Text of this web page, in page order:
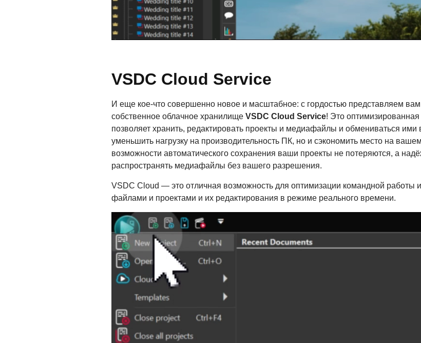
VSDC Cloud Service
И еще кое-что совершенно новое и масштабное: с гордостью представляем
собственное облачное хранилище VSDC Cloud Service! Это
позволяет хранить, редактировать проекты и медиафайлы и обмениваться ими
уменьшить нагрузку на производительность ПК, но и сэкономить место на
возможности автоматического сохранения ваши проекты не потеряются, а
распространять медиафайлы без вашего разрешения.
VSDC Cloud — это отличная возможность для оптимизации командной работы
файлами и проектами и их редактирования в режиме реального времени.